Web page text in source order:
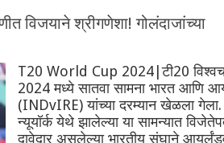
विजयाने श्रीगणेशा! गोलंदाजांच्या
T20 World Cup 2024|टी20
2024 मध्ये सातवा सामना भारत आणि
(INDvIRE) यांच्या दरम्यान खेळला गेला.
न्यूयॉर्क येथे झालेल्या या सामन्यात
दावेदार असलेल्या भारतीय संघाने